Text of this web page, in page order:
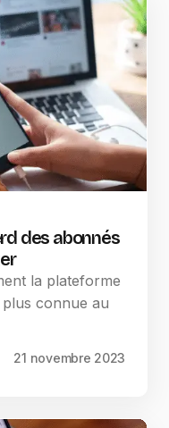
des abonnés
la plateforme
plus connue au
21 novembre 2023